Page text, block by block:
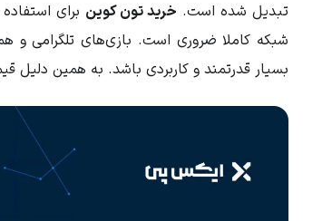
تبدیل شده است. خرید تون کوین برای
شبکه کاملا ضروری است. بازی‌های تلگرامی
بسیار قدرتمند و کاربردی باشد. به همین